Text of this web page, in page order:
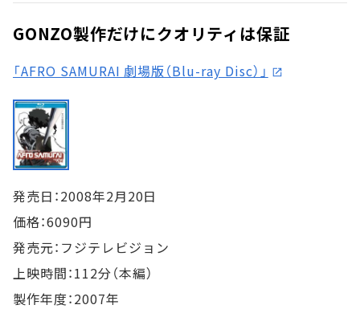
GONZO製作だけにクオリティは保証
「AFRO SAMURAI 劇場版（Blu-ray Disc）」
発売日：2008年2月20日
価格：6090円
発売元：フジテレビジョン
上映時間：112分（本編）
製作年度：2007年